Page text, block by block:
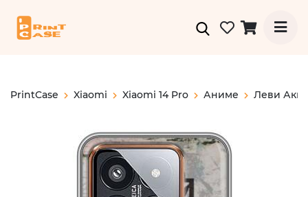
PrintCase Xiaomi Xiaomi 14 Pro Аниме Леви